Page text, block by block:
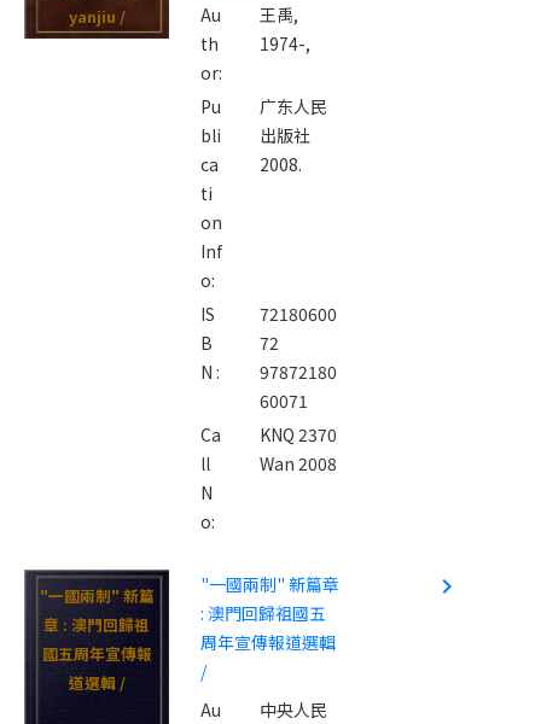
yanjiu /
Au
th
or:
王禹,
1974-,
Pu
bli
ca
ti
on
Inf
o:
广东人民
出版社
2008.
IS
B
N :
72180600
72
97872180
60071
Ca
ll
N
o:
KNQ 2370
Wan 2008
"一國兩制" 新篇
章 : 澳門回歸祖
國五周年宣傳報
道選輯 /
"一國兩制" 新篇章
: 澳門回歸祖國五
周年宣傳報道選輯
/
Au
中央人民
navigate_next